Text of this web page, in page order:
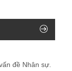
đề Nhân sự